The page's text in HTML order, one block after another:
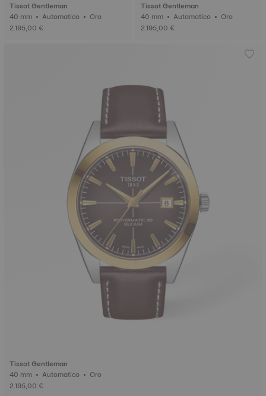
Tissot Gentleman
40 mm • Automatico • Oro
2.195,00 €
Tissot Gentleman
40 mm • Automatico • Oro
2.195,00 €
Tissot Gentleman
40 mm • Automatico • Oro
2.195,00 €